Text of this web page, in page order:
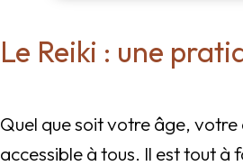
Le Reiki : une
Quel que soit votre âge,
accessible à tous. Il est tout à